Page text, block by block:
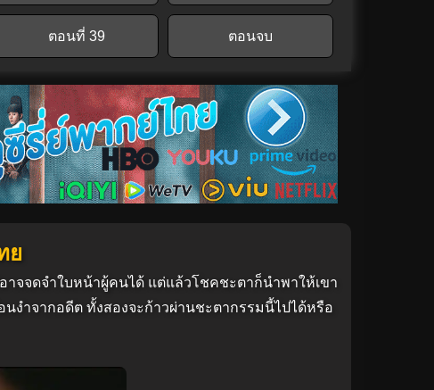
ตอนที่ 39 ตอนจบ
ย
จจดจำใบหน้าผู้คนได้ แต่แล้วโชคชะตาก็นำพาให้เขา
งำจากอดีต ทั้งสองจะก้าวผ่านชะตากรรมนี้ไปได้หรือ